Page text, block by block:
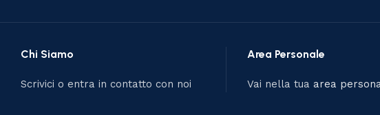
Chi Siamo
Scrivici o entra in contatto con noi
Area Personale
Vai nella tua area